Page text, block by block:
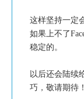
这样坚持一定
如果上不了
稳定的。
以后还会陆续
巧，敬请期待！